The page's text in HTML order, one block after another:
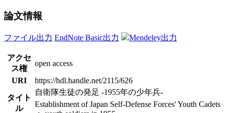
論文情報
ファイル出力 EndNote Basic出力 Mendeley出力
アクセ
ス権
open access
URI
https://hdl.handle.net/2115/626
タイト
ル
自衛隊生徒の発足 -1955年の少年兵-
Establishment of Japan Self-Defense Forces' Youth Cadets